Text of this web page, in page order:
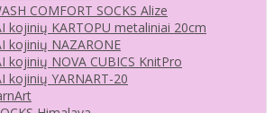
COMFORT SOCKS Alize
kojinių KARTOPU metaliniai 20cm
kojinių NAZARONE
kojinių NOVA CUBICS KnitPro
kojinių YARNART-20